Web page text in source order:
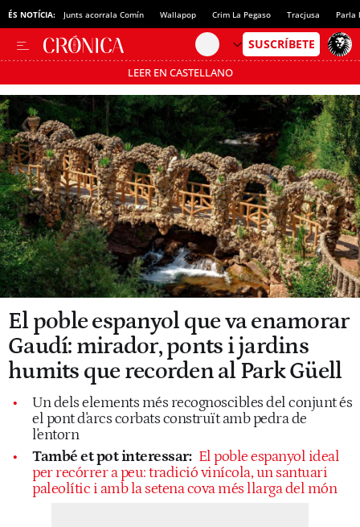
ÉS NOTÍCIA: Junts acorrala Comín Wallapop Crim La Pegaso Tracjusa Parla
LEER EN CASTELLANO
Passa’t al mode estalvi
El poble espanyol que va enamorar
Gaudí: mirador, ponts i jardins
humits que recorden al Park Güell
Un dels elements més recognoscibles del conjunt és
el pont d'arcs corbats construït amb pedra de
l'entorn
També et pot interessar: El poble espanyol ideal
per recórrer a peu: tradició vinícola, un santuari
paleolític i amb la setena cova més llarga del món